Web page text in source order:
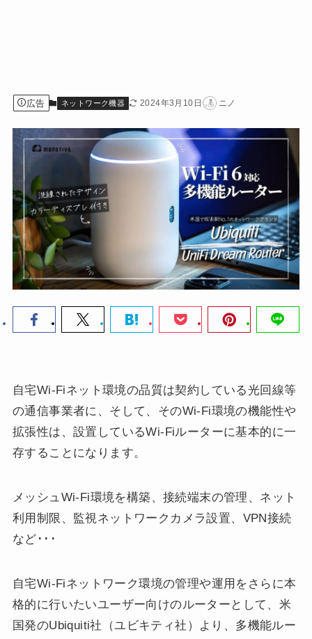
広告 ネットワーク機器 2024年3月10日 ニノ
自宅Wi-Fiネット環境の品質は契約している光回線等
の通信事業者に、そして、そのWi-Fi環境の機能性や
拡張性は、設置しているWi-Fiルーターに基本的に一
存することになります。
メッシュWi-Fi環境を構築、接続端末の管理、ネット
利用制限、監視ネットワークカメラ設置、VPN接続
など･･･
自宅Wi-Fiネットワーク環境の管理や運用をさらに本
格的に行いたいユーザー向けのルーターとして、米
国発のUbiquiti社（ユビキティ社）より、多機能ルー